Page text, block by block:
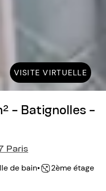
VISITE VIRTUELLE
- Batignolles -
Paris
de bain•
2ème étage